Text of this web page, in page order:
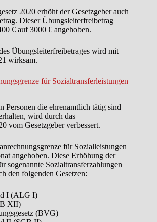
2020 erhöht der Gesetzgeber auch
Dieser Übungsleiterfreibetrag
€ auf 3000 € angehoben.
Übungsleiterfreibetrages wird mit
wirksam.
für Sozialtransferleistungen
Personen die ehrenamtlich tätig sind
wird durch das
vom Gesetzgeber verbessert.
für Sozialleistungen
angehoben. Diese Erhöhung der
sogenannte Sozialtransferzahlungen
den folgenden Gesetzen:
I (ALG I)
XII)
(BVG)